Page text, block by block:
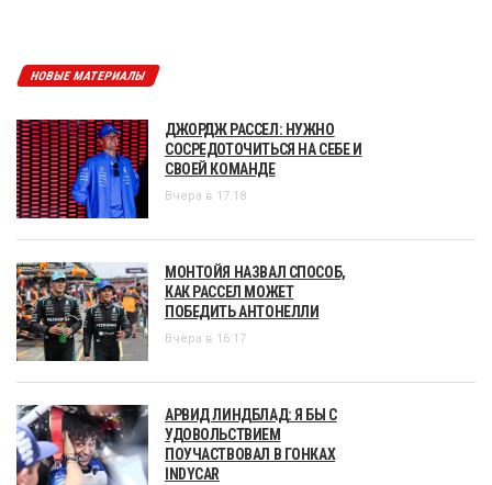
НОВЫЕ МАТЕРИАЛЫ
ДЖОРДЖ РАССЕЛ: НУЖНО
СОСРЕДОТОЧИТЬСЯ НА СЕБЕ И
СВОЕЙ КОМАНДЕ
Вчера в 17:18
МОНТОЙЯ НАЗВАЛ СПОСОБ,
КАК РАССЕЛ МОЖЕТ
ПОБЕДИТЬ АНТОНЕЛЛИ
Вчера в 16:17
АРВИД ЛИНДБЛАД: Я БЫ С
УДОВОЛЬСТВИЕМ
ПОУЧАСТВОВАЛ В ГОНКАХ
INDYCAR